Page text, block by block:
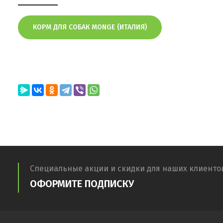
КОРМ ДЛЯ СОБАК MONGE (ИТАЛИЯ)
Специальные акции и скидки для наших
ОФОРМИТЕ ПОДПИСКУ